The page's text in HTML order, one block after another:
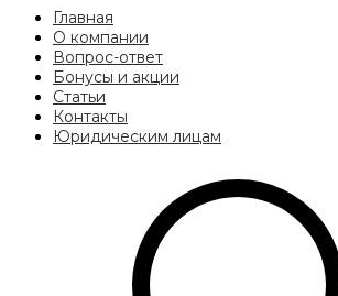
Главная
О компании
Вопрос-ответ
Бонусы и акции
Статьи
Контакты
Юридическим лицам